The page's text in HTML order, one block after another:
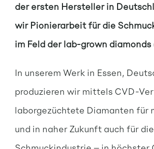
der ersten Hersteller in
wir Pionierarbeit für die
im Feld der lab-grown diamonds
In unserem Werk in Essen,
produzieren wir mittels CVD-
laborgezüchtete Diamanten für
und in naher Zukunft auch für die